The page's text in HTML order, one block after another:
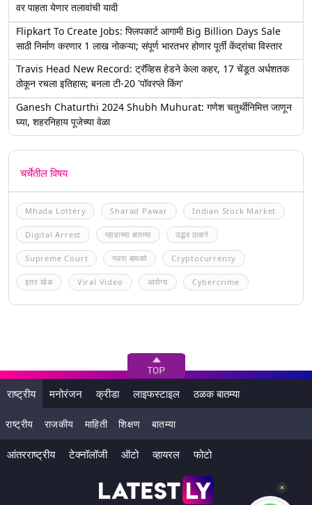
वर पाहता येणार तलावांची यादी
Flipkart To Create Jobs: फ्लिपकार्ट आगामी Big Billion Days Sale
साठी निर्माण करणार 1 लाख नोकऱ्या; संपूर्ण भारतभर होणार पूर्ती केंद्रांचा विस्तार
Travis Head New Record: ट्रॅव्हिस हेडने केला कहर, 17 चेंडूत अर्धशतक
ठोकून रचला इतिहास; बनला टी-20 'पॉवरप्ले किंग'
Ganesh Chaturthi 2024 Shubh Muhurat: गणेश चतुर्थीनिमित्त जाणून
घ्या, शहरनिहाय पूजेच्या वेळा
चर्चेतील विषय
Mhada Lottery Sharad Pawar Indian Stock Market
Digital Arrest म्हाडाच्या बातम्या उद्धव ठाकरे
Supreme Court नवरा बायको Cryptocurrency
इतर खेळ Viral Video आरोग्य Cybercrime
राष्ट्रीय मनोरंजन क्रीडा लाइफस्टाइल ठळक बातम्या
राष्ट्रीय राजकीय माहिती शिक्षण बातम्या
आंतरराष्ट्रीय टेक्नॉलॉजी ऑटो व्हायरल फोटो